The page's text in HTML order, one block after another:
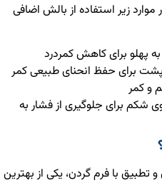
زیر استفاده از بالش اضافی
پهلو برای کاهش کمردرد
پشت برای حفظ انحنای طبیعی کمر
و کمر
شکم برای جلوگیری از فشار به
با فرم گردن، یکی از بهترین